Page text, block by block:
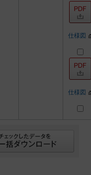
仕様図
仕様図